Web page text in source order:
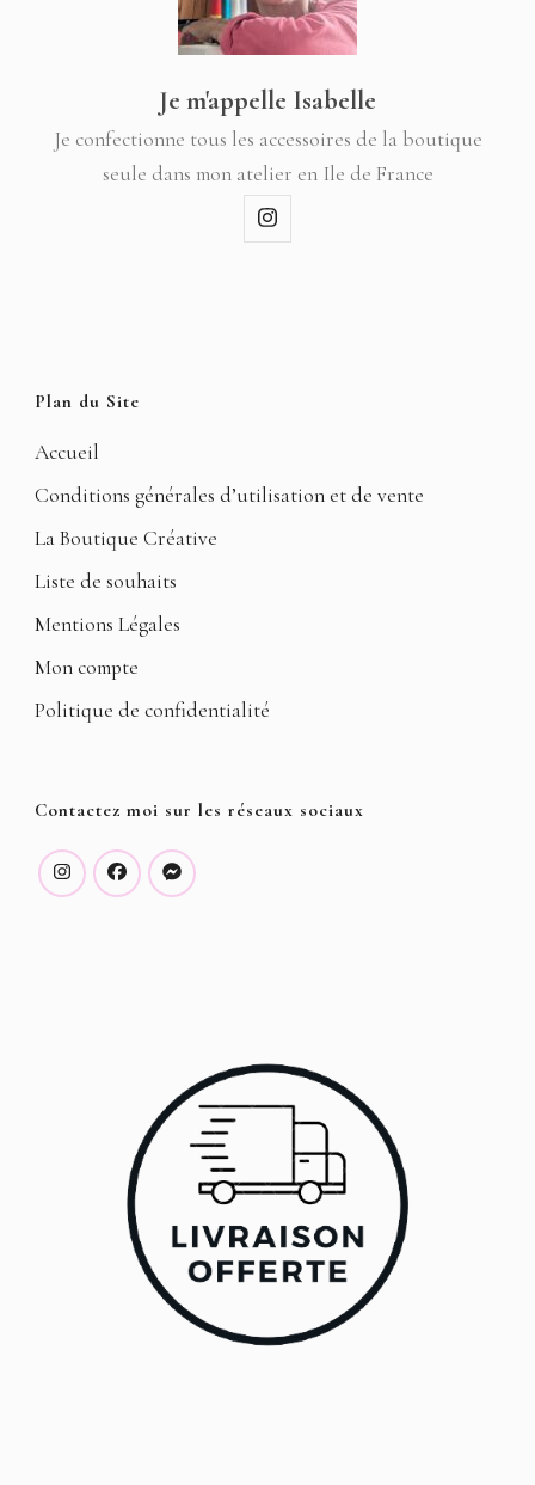
Je m'appelle Isabelle
Je confectionne tous les accessoires de la boutique
seule dans mon atelier en Ile de France
Plan du Site
Accueil
Conditions générales d’utilisation et de vente
La Boutique Créative
Liste de souhaits
Mentions Légales
Mon compte
Politique de confidentialité
Contactez moi sur les réseaux sociaux